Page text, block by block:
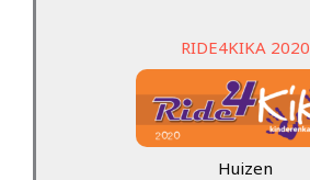
RIDE4KIKA 2020
Huizen